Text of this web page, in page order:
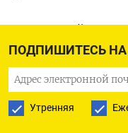
ПОДПИШИТЕСЬ
Утренняя
Белорусский МИД
по каналу, который
урегулирования
после инаугурации
Минска сообщили,